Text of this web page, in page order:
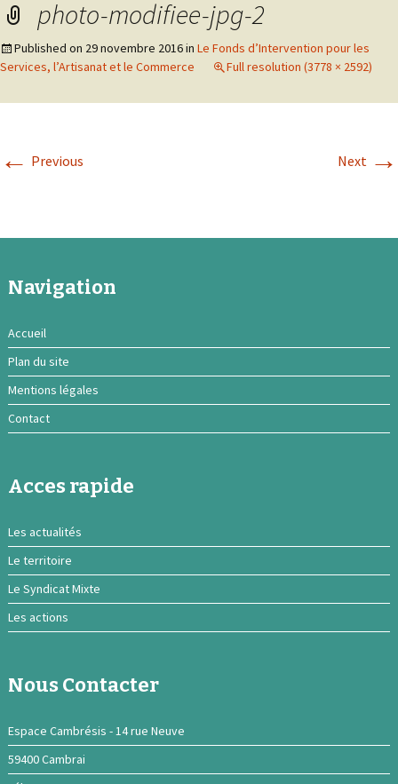
photo-modifiee-jpg-2
Published on 29 novembre 2016in Le Fonds d’Intervention pour les
Services, l’Artisanat et le Commerce
Full resolution (3778 × 2592)
← Previous Next →
Navigation
Accueil
Plan du site
Mentions légales
Contact
Acces rapide
Les actualités
Le territoire
Le Syndicat Mixte
Les actions
Nous Contacter
Espace Cambrésis - 14 rue Neuve
59400 Cambrai